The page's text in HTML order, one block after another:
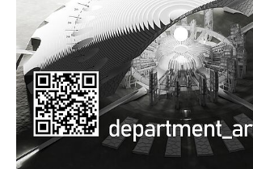
Dokumente und Downloads